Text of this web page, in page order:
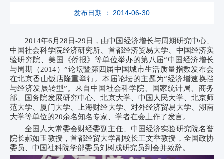
发布日期 ： 2014-06-30
2014年6月28日-29日，由中国经济增长与周期研究中心、
中国社会科学院经济研究所、首都经济贸易大学、中国经济实
验研究院、美国《侨报》等单位举办的第八届“中国经济增长
与周期（2014）”论坛暨第四届中国城市生活质量指数发布会
在北京香山饭店隆重举行。本届论坛的主题为“经济增速换挡
与经济发展转型”。来自中国社会科学院、国家统计局、商务
部、国务院发展研究中心、北京大学、中国人民大学、北京师
范大学、厦门大学、上海财经大学、对外经济贸易大学、湖南
大学等单位的20余名知名专家、学者在会上作了发言。
全国人大常委会财经委副主任、中国经济实验研究院名誉
院长郝如玉教授，首都经贸大学副校长王文举教授，全国政协
委员、中国社科院学部委员刘树成研究员到会并致辞。